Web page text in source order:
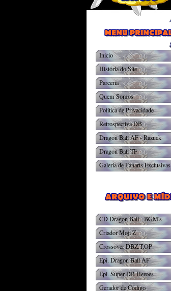
Inicio
História do Site
Parceria
Quem Somos
Política de Privacidade
Retrospectiva DB
Dragon Ball AF - Razuck
Dragon Ball TF
Galeria de Fanarts Exclusivas
CD Dragon Ball - BGM's
Criador Moji Z
Crossover DBZ.T.OP
Epi. Dragon Ball AF
Epi. Super DB Heroes
Gerador de Código